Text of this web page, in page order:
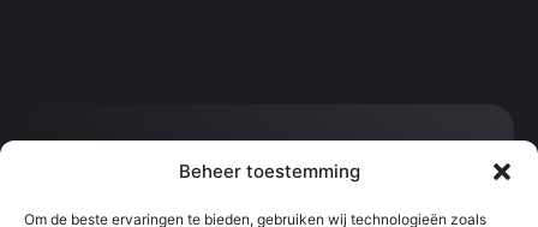
Beheer toestemming
Om de beste ervaringen te bieden, gebruiken wij technologieën zoals
info@svenvanhoof.com
0613377542